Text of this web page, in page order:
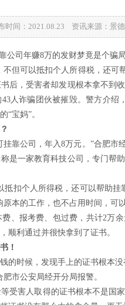
时间：2021.08.23 资讯来源：景
司年赚8万的发财梦竟是个骗
但可以抵扣个人所得税，还可
后，受害者却发现根本拿不到
人诈骗团伙被摧毁。警方介
“宝妈”。
公司，年入8万元。”合肥市
是一家教育科技公司，专门帮
扣个人所得税，还可以帮助挂
原本的工作，也不占用时间，可
报考费、包过费，共计2万余
顺利通过并很快拿到了证书。
！
时候，发现手上的证书根本没
市公安局经开分局报警。
害人取得的证书根本不是国